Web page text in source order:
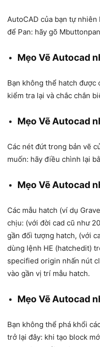
AutoCAD của bạn tự
để Pan: hãy gõ
Mẹo Vẽ Autocad
Bạn không thể hatch được
kiểm tra lại và chắc chắn
Mẹo Vẽ Autocad
Các nét đứt trong bản vẽ
muốn: hãy điều chình lại
Mẹo Vẽ Autocad
Các mẫu hatch (ví dụ
chịu: (với đời cad cũ như
gần đối tượng hatch, (với
dùng lệnh HE (hatchedit)
specified origin nhấn nút
vào gần vị trí mẫu hatch.
Mẹo Vẽ Autocad
Bạn không thể phá khổi
trở lại đây: khi tạo block